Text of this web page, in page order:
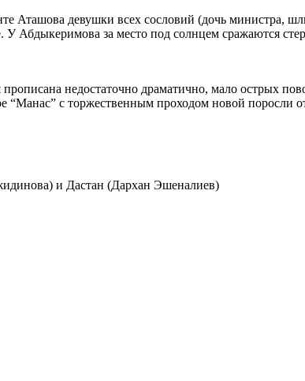
девушки всех сословий (дочь министра,
У Абдыкеримова за место под солнцем сражаются
недостаточно драматично, мало острых
“Манас” с торжественным проходом новой поросли
и Дастан (Дархан Эшеналиев)